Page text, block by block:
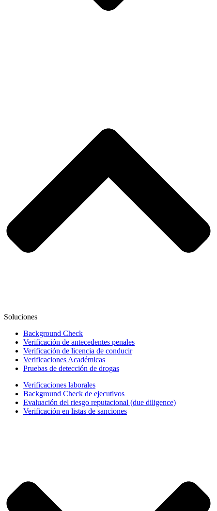
Soluciones
Background Check
Verificación de antecedentes penales
Verificación de licencia de conducir
Verificaciones Académicas
Pruebas de detección de drogas
Verificaciones laborales
Background Check de ejecutivos
Evaluación del riesgo reputacional (due diligence)
Verificación en listas de sanciones